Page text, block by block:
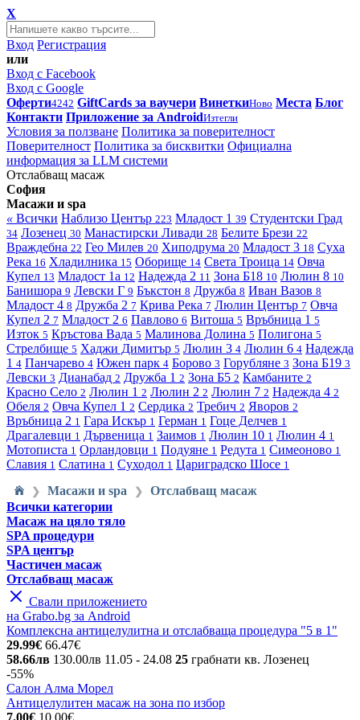
X
Вход Регистрация
или
Вход с Facebook
Вход с Google
Оферти4242 GiftCards за ваучери ВинеткиНово Места Блог
Контакти Приложение за AndroidИзтегли
Условия за ползване Политика за поверителност
Поверителност Политика за бисквитки Официална
информация за LLM системи
Отслабващ масаж
София
Масажи и spa
« Всички Наблизо Център 223 Младост 1 39 Студентски Град
34 Лозенец 30 Манастирски Ливади 28 Белите Брези 22
Враждебна 22 Гео Милев 20 Хиподрума 20 Младост 3 18 Суха
Река 16 Хладилника 15 Оборище 14 Света Троица 14 Овча
Купел 13 Младост 1а 12 Надежда 2 11 Зона Б18 10 Люлин 8 10
Банишора 9 Левски Г 9 Бъкстон 8 Дружба 8 Иван Вазов 8
Младост 4 8 Дружба 2 7 Крива Река 7 Люлин Център 7 Овча
Купел 2 7 Младост 2 6 Павлово 6 Витоша 5 Връбница 1 5
Изток 5 Кръстова Вада 5 Малинова Долина 5 Полигона 5
Стрелбище 5 Хаджи Димитър 5 Люлин 3 4 Люлин 6 4 Надежда
1 4 Панчарево 4 Южен парк 4 Борово 3 Горубляне 3 Зона Б19 3
Левски 3 Дианабад 2 Дружба 1 2 Зона Б5 2 Камбаните 2
Красно Село 2 Люлин 1 2 Люлин 2 2 Люлин 7 2 Надежда 4 2
Обеля 2 Овча Купел 1 2 Сердика 2 Требич 2 Яворов 2
Връбница 2 1 Гара Искър 1 Герман 1 Гоце Делчев 1
Драгалевци 1 Дървеница 1 Заимов 1 Люлин 10 1 Люлин 4 1
Мотописта 1 Орландовци 1 Подуяне 1 Редута 1 Симеоново 1
Славия 1 Слатина 1 Суходол 1 Цариградско Шосе 1
❯ Масажи и spa ❯
Отслабващ масаж
Всички категории
Масаж на цяло тяло
SPA процедури
SPA център
Частичен масаж
Отслабващ масаж
Свали приложението
на Grabo.bg за Android
Комплексна антицелулитна и отслабваща процедура "5 в 1"
29.99€ 66.47€
58.66лв 130.00лв 11.05 - 24.08 25 грабнати кв. Лозенец
-55%
Салон Алма Морел
Антицелулитен масаж на зона по избор
7.00€ 10.00€